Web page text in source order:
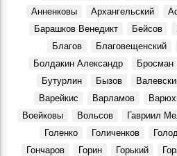
Хулиганистый характер. 70 лет
Росии Юрию Скобелину
Герои, 7 Августа 1952
Подкулачник или подкаблучник?
События, 7 Августа 1932
Места, 7 Августа 2023
Ульяновцы могут увидеть
клёна»
События, 7 Августа 2025
Анненковы
Архангельский
Барашков Венедикт
Бейсов
Благов
Благовещенский
Болдакин Александр
Бросман
Бутурлин
Бызов
Варейкис
Варламов
Воейковы
Вольсов Гавриил
Голенко
Голиченков
Гончаров
Горин Горький